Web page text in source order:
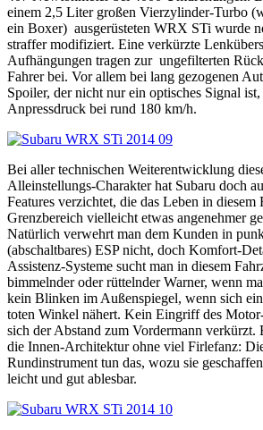
einem 2,5 Liter großen Vierzylinder-Turbo
ein Boxer) ausgerüsteten WRX STi wurde
straffer modifiziert. Eine verkürzte
Aufhängungen tragen zur ungefilterten
Fahrer bei. Vor allem bei lang gezogenen
Spoiler, der nicht nur ein optisches Signal ist,
Anpressdruck bei rund 180 km/h.
Bei aller technischen Weiterentwicklung
Alleinstellungs-Charakter hat Subaru doch
Features verzichtet, die das Leben in diesem
Grenzbereich vielleicht etwas angenehmer
Natürlich verwehrt man dem Kunden in
(abschaltbares) ESP nicht, doch Komfort-
Assistenz-Systeme sucht man in diesem
bimmelnder oder rüttelnder Warner, wenn
kein Blinken im Außenspiegel, wenn sich
toten Winkel nähert. Kein Eingriff des
sich der Abstand zum Vordermann verkürzt.
die Innen-Architektur ohne viel Firlefanz:
Rundinstrument tun das, wozu sie
leicht und gut ablesbar.